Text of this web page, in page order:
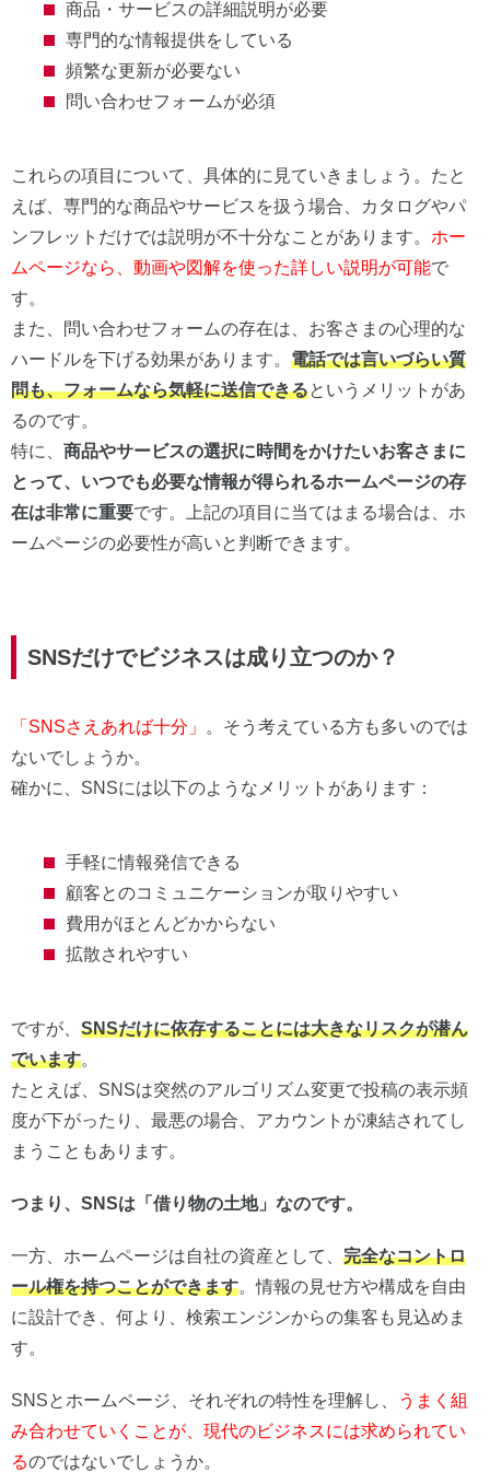
商品・サービスの詳細説明が必要
専門的な情報提供をしている
頻繁な更新が必要ない
問い合わせフォームが必須
これらの項目について、具体的に見ていきましょう。たと
えば、専門的な商品やサービスを扱う場合、カタログやパ
ンフレットだけでは説明が不十分なことがあります。 ホー
ムページなら、動画や図解を使った詳しい説明が可能で
す。
また、問い合わせフォームの存在は、お客さまの心理的な
ハードルを下げる効果があります。 電話では言いづらい質
問も、フォームなら気軽に送信できるというメリットがあ
るのです。
特に、 商品やサービスの選択に時間をかけたいお客さまに
とって、いつでも必要な情報が得られるホームページの存
在は非常に重要です。上記の項目に当てはまる場合は、ホ
ームページの必要性が高いと判断できます。
SNSだけでビジネスは成り立つのか？
「SNSさえあれば十分」
。そう考えている方も多いのでは
ないでしょうか。
確かに、SNSには以下のようなメリットがあります：
手軽に情報発信できる
顧客とのコミュニケーションが取りやすい
費用がほとんどかからない
拡散されやすい
ですが、 SNSだけに依存することには大きなリスクが潜ん
でいます。
たとえば、SNSは突然のアルゴリズム変更で投稿の表示頻
度が下がったり、最悪の場合、アカウントが凍結されてし
まうこともあります。
つまり、SNSは「借り物の土地」なのです。
一方、ホームページは自社の資産として、 完全なコントロ
ール権を持つことができます。情報の見せ方や構成を自由
に設計でき、何より、検索エンジンからの集客も見込めま
す。
SNSとホームページ、それぞれの特性を理解し、
うまく組
み合わせていくことが、現代のビジネスには求められてい
るのではないでしょうか。